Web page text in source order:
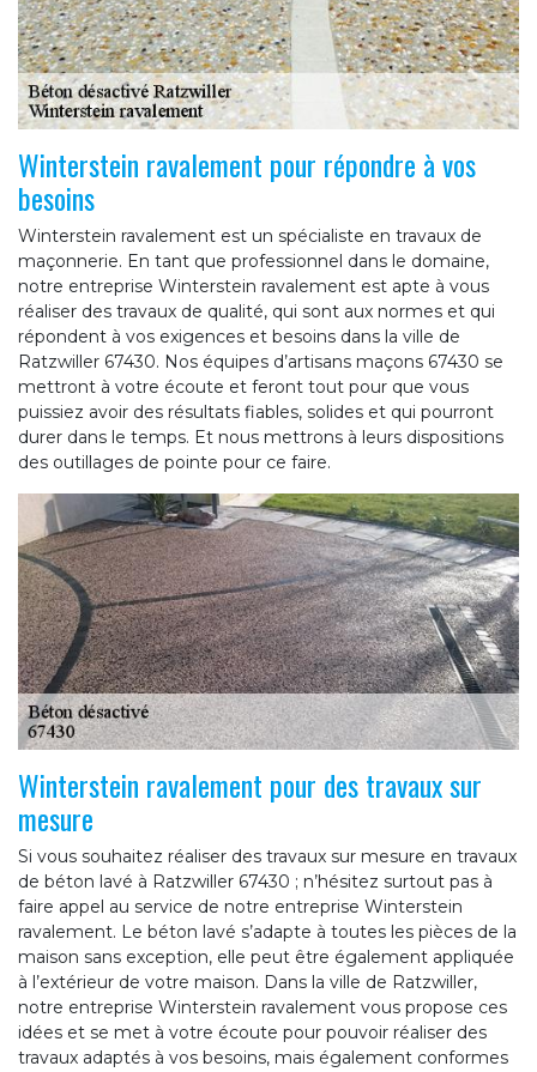
Winterstein ravalement pour répondre à vos
besoins
Winterstein ravalement est un spécialiste en travaux de
maçonnerie. En tant que professionnel dans le domaine,
notre entreprise Winterstein ravalement est apte à vous
réaliser des travaux de qualité, qui sont aux normes et qui
répondent à vos exigences et besoins dans la ville de
Ratzwiller 67430. Nos équipes d’artisans maçons 67430 se
mettront à votre écoute et feront tout pour que vous
puissiez avoir des résultats fiables, solides et qui pourront
durer dans le temps. Et nous mettrons à leurs dispositions
des outillages de pointe pour ce faire.
Winterstein ravalement pour des travaux sur
mesure
Si vous souhaitez réaliser des travaux sur mesure en travaux
de béton lavé à Ratzwiller 67430 ; n’hésitez surtout pas à
faire appel au service de notre entreprise Winterstein
ravalement. Le béton lavé s’adapte à toutes les pièces de la
maison sans exception, elle peut être également appliquée
à l’extérieur de votre maison. Dans la ville de Ratzwiller,
notre entreprise Winterstein ravalement vous propose ces
idées et se met à votre écoute pour pouvoir réaliser des
travaux adaptés à vos besoins, mais également conformes